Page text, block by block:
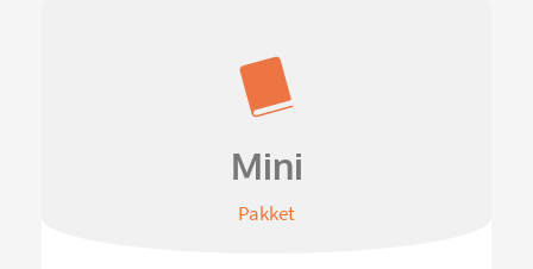
Mini
Pakket